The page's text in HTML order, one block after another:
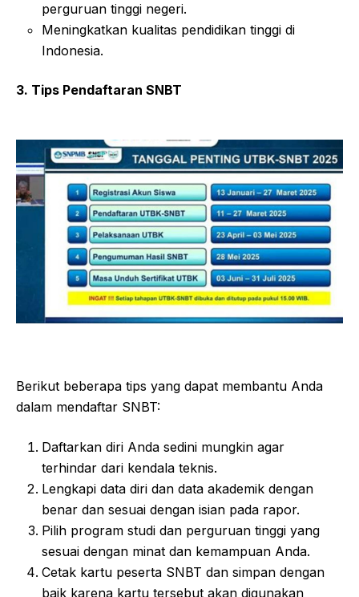
perguruan tinggi negeri.
Meningkatkan kualitas pendidikan tinggi di
Indonesia.
3. Tips Pendaftaran SNBT
Berikut beberapa tips yang dapat membantu Anda
dalam mendaftar SNBT:
Daftarkan diri Anda sedini mungkin agar
terhindar dari kendala teknis.
Lengkapi data diri dan data akademik dengan
benar dan sesuai dengan isian pada rapor.
Pilih program studi dan perguruan tinggi yang
sesuai dengan minat dan kemampuan Anda.
Cetak kartu peserta SNBT dan simpan dengan
baik karena kartu tersebut akan digunakan